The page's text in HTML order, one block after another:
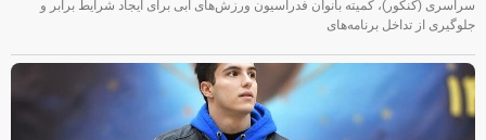
سراسری (کنکور)، کمیته بانوان فدراسیون ورزش‌های آبی برای ایجاد شرایط برابر و
جلوگیری از تداخل برنامه‌های